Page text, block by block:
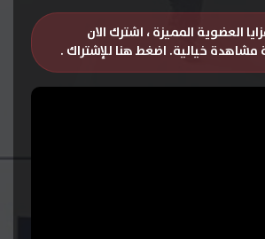
العضوية المميزة ، اشترك الان
مشاهدة خيالية. اضغط هنا للإشتراك .